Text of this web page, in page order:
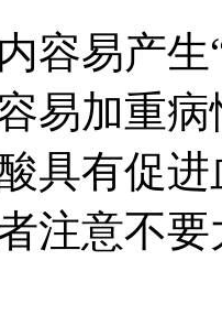
容易产
易加重
具有促
注意不